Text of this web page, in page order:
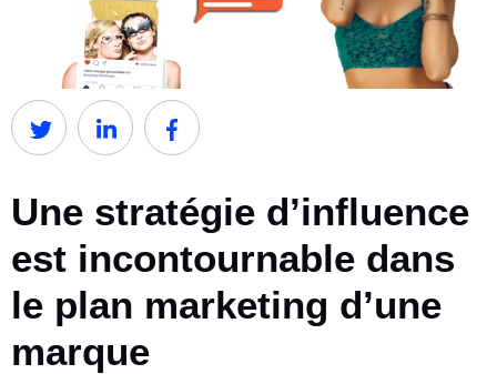
Une stratégie d’influence
est incontournable dans
le plan marketing d’une
marque